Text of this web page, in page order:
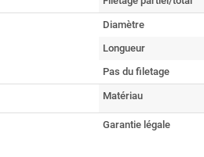
Diamètre
Longueur
Pas du filetage
Matériau
Garantie légale